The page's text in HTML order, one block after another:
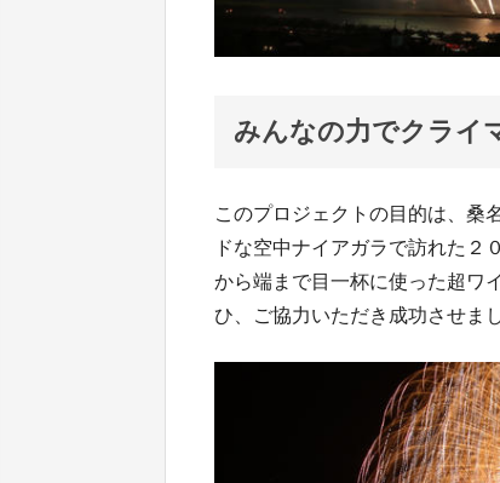
みんなの力でクライ
このプロジェクトの目的は、桑
ドな空中ナイアガラで訪れた２
から端まで目一杯に使った超ワ
ひ、ご協力いただき成功させま